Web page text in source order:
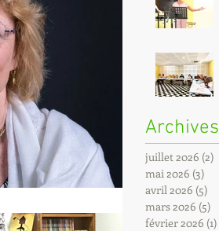
Archives
juillet 2026 (2)
mai 2026 (3)
avril 2026 (5)
mars 2026 (5)
février 2026 (1)